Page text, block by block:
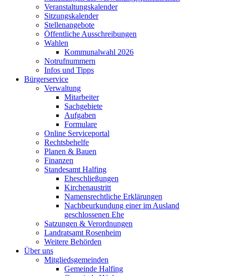
Veranstaltungskalender
Sitzungskalender
Stellenangebote
Öffentliche Ausschreibungen
Wahlen
Kommunalwahl 2026
Notrufnummern
Infos und Tipps
Bürgerservice
Verwaltung
Mitarbeiter
Sachgebiete
Aufgaben
Formulare
Online Serviceportal
Rechtsbehelfe
Planen & Bauen
Finanzen
Standesamt Halfing
Eheschließungen
Kirchenaustritt
Namensrechtliche Erklärungen
Nachbeurkundung einer im Ausland
geschlossenen Ehe
Satzungen & Verordnungen
Landratsamt Rosenheim
Weitere Behörden
Über uns
Mitgliedsgemeinden
Gemeinde Halfing